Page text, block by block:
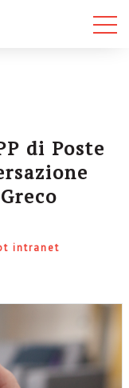
di Poste
intranet